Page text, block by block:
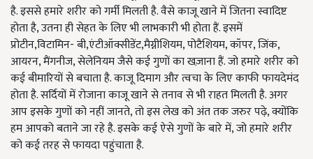
है. इससे हमारे शरीर को गर्मी मिलती है. वैसे काजू खाने में जितना स्वादिष्ट
होता है, उतना ही सेहत के लिए भी लाभकारी भी होता हैं. इसमें
प्रोटीन,विटामिन- बी,एंटीऑक्सीडेंट,मैग्नीशियम, पोटैशियम, कॉपर, जिंक,
आयरन, मैंगनीज, सेलेनियम जैसे कई गुणों का खज़ाना हैं. जो हमारे शरीर को
कई बीमारियों से बचाता है. काजू दिमाग और त्वचा के लिए काफी फायदेमंद
होता है. सर्दियों में रोजाना काजू खाने से तनाव से भी राहत मिलती है. अगर
आप इसके गुणों को नहीं जानते, तो इस लेख को अंत तक जरुर पढ़े, क्योंकि
हम आपको बताने जा रहे है. इसके कई ऐसे गुणों के बारे में, जो हमारे शरीर
को कई तरह से फायदा पहुंचाता है.